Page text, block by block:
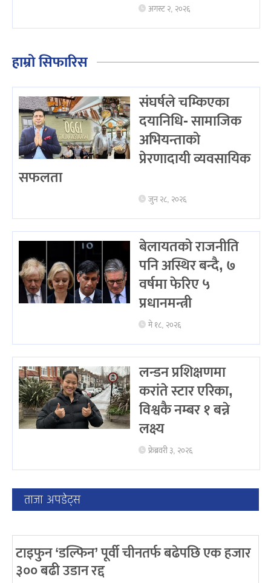
अगस्ट २, २०२६
हाम्रो सिफारिस
संघर्षले चम्किएका
दयानिधि- सामाजिक
अभियन्ताको
प्रेरणादायी व्यवसायिक
सफलता
जुन २८, २०२६
बेलायतको राजनीति
पनि अस्थिर बन्दै, ७
वर्षमा फेरिए ५
प्रधानमन्त्री
मे १८, २०२६
लन्डन प्रशिक्षणमा
करांते स्टार एरिका,
विश्वकै नम्बर १ बन्ने
लक्ष्य
फ्रेब्रवरी ३, २०२६
ताजा अपडेट्स
टाइफुन ‘डल्फिन’ पूर्वी चीनतर्फ बढेपछि एक हजार
३०० बढी उडान रद्द